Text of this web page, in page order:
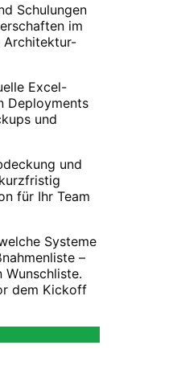
Schulungen
im
Architektur-
Excel-
Deployments
und
und
für Ihr Team
Systeme
–
dem Kickoff